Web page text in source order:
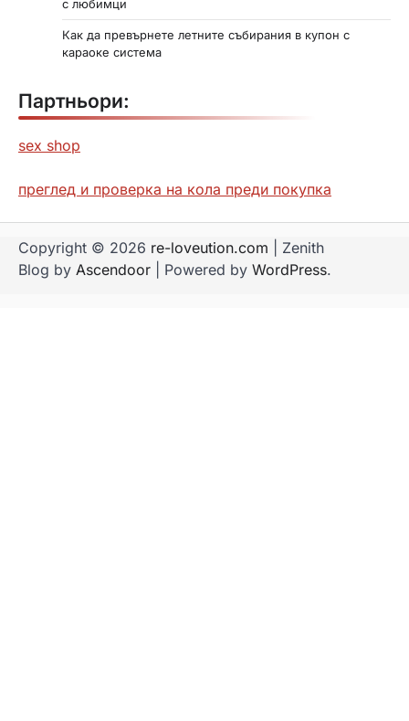
с любимци
Как да превърнете летните събирания в купон с
караоке система
Партньори:
sex shop
преглед и проверка на кола преди покупка
Copyright © 2026 re-loveution.com | Zenith
Blog by Ascendoor | Powered by WordPress.